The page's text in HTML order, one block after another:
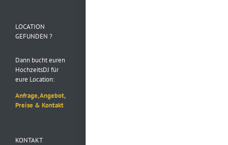
LOCATION
GEFUNDEN ?
Dann bucht euren
HochzeitsDJ für
eure Location:
Anfrage, Angebot,
Preise & Kontakt
KONTAKT